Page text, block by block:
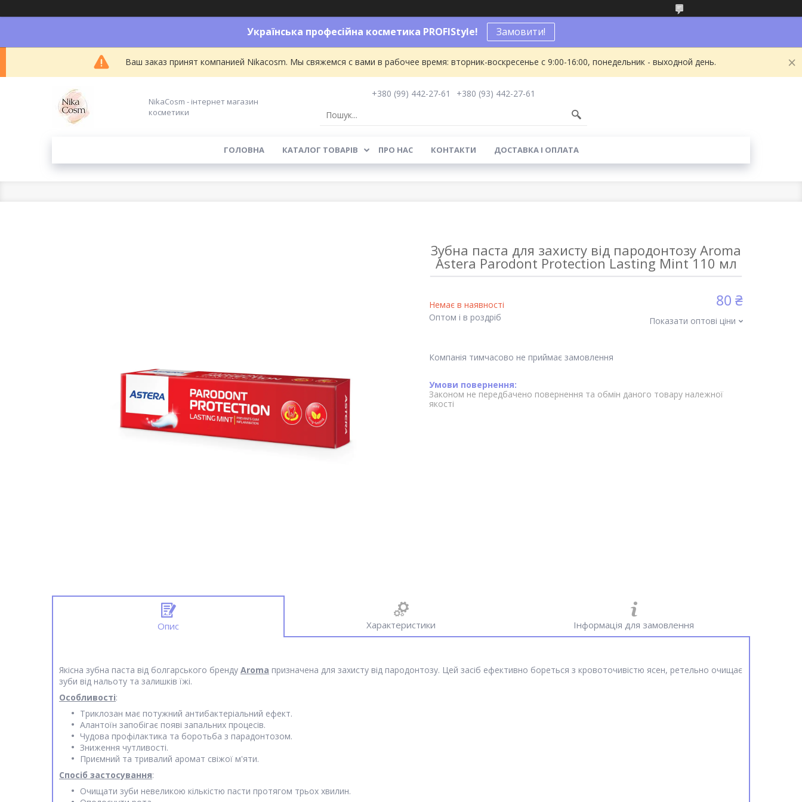
Українська професійна косметика PROFIStyle! Замовити!
Ваш заказ принят компанией Nikacosm. Мы свяжемся с вами в рабочее время: вторник-воскресенье с 9:00-16:00, понедельник - выходной день.
NikaCosm - інтернет магазин
косметики
+380 (99) 442-27-61 +380 (93) 442-27-61
ГОЛОВНА КАТАЛОГ ТОВАРІВ ПРО НАС КОНТАКТИ ДОСТАВКА І ОПЛАТА
Зубна паста для захисту від пародонтозу Aroma
Astera Parodont Protection Lasting Mint 110 мл
Немає в наявності
Оптом і в роздріб
80 ₴
Показати оптові ціни
Компанія тимчасово не приймає замовлення
Законом не передбачено повернення та обмін даного товару належної
якості
Опис Характеристики Інформація для замовлення
Якісна зубна паста від болгарського бренду Aroma призначена для захисту від пародонтозу. Цей засіб ефективно бореться з кровоточивістю ясен, ретельно очищає
зуби від нальоту та залишків їжі.
Особливості:
Триклозан має потужний антибактеріальний ефект.
Алантоїн запобігає появі запальних процесів.
Чудова профілактика та боротьба з парадонтозом.
Зниження чутливості.
Приємний та тривалий аромат свіжої м'яти.
Спосіб застосування:
Очищати зуби невеликою кількістю пасти протягом трьох хвилин.